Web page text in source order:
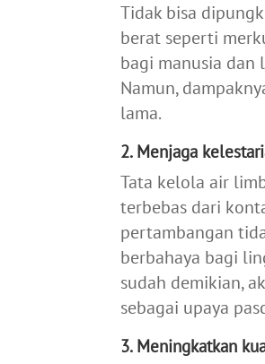
Tidak bisa
berat seperti
bagi manusia dan
Namun,
lama.
2. Menjaga
Tata kelola air
terbebas dari
pertambangan
berbahaya bagi
sudah demikian,
sebagai upaya
3. Meningkatkan